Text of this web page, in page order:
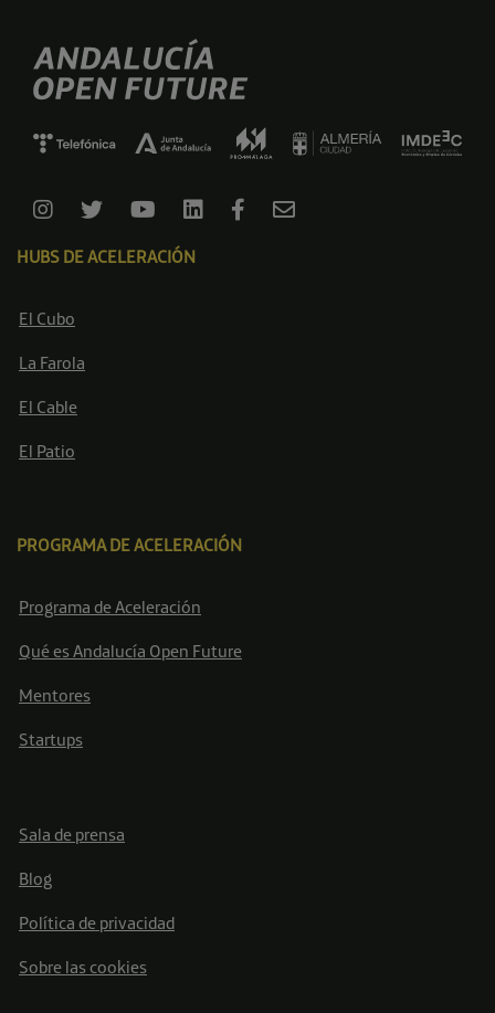
HUBS DE ACELERACIÓN
El Cubo
La Farola
El Cable
El Patio
PROGRAMA DE ACELERACIÓN
Programa de Aceleración
Qué es Andalucía Open Future
Mentores
Startups
Sala de prensa
Blog
Política de privacidad
Sobre las cookies